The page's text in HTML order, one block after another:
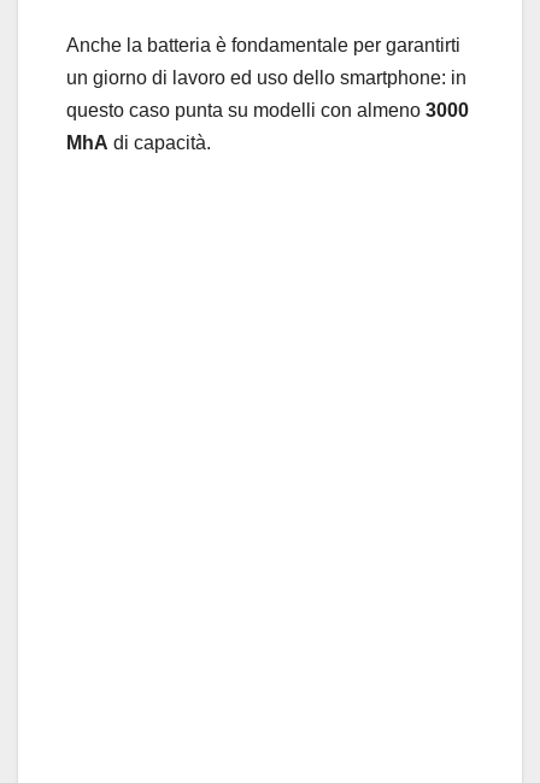
Anche la batteria è fondamentale per garantirti
un giorno di lavoro ed uso dello smartphone: in
questo caso punta su modelli con almeno 3000
MhA di capacità.